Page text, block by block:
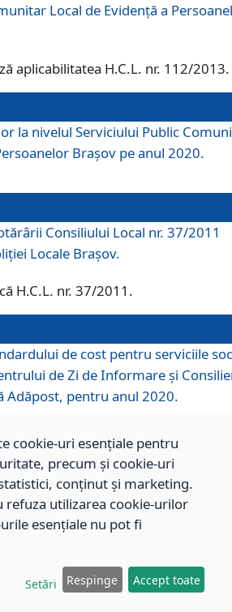
Local de Evidență a
aplicabilitatea H.C.L. nr. 112/2013.
la nivelul Serviciului Public
Braşov pe anul 2020.
Consiliului Local nr. 37/2011
Locale Brașov.
H.C.L. nr. 37/2011.
de cost pentru serviciile
de Zi de Informare și
Adăpost, pentru anul 2020.
de cost pentru serviciile
Rezidențial pentru Persoane
2020.
de cost pentru serviciile
cookie-uri esențiale pentru
precum și cookie-uri
conținut și marketing.
refuza utilizarea cookie-urilor
esențiale nu pot fi
Setări Respinge Accept toate